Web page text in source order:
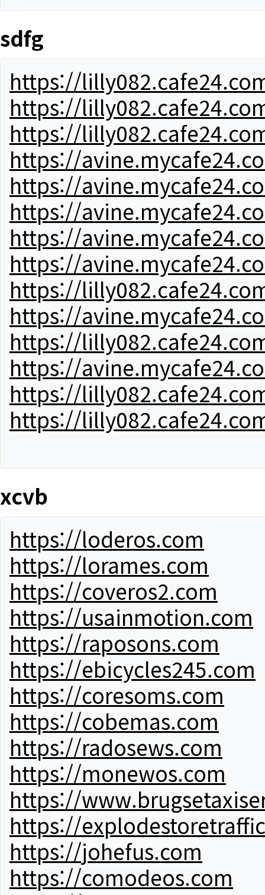
sdfg
https://
https://
https://
https://
https://
https://
https://
https://
https://
https://
https://
https://
https://
https://
xcvb
https://loderos.com
https://lorames.com
https://coveros2.com
https://usainmotion.com
https://raposons.com
https://ebicycles245.com
https://coresoms.com
https://cobemas.com
https://radosews.com
https://monewos.com
https://
https://
https://johefus.com
https://comodeos.com